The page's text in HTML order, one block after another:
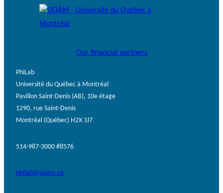
Our financial partners
PhiLab
Université du Québec à Montréal
Pavillon Saint-Denis (AB), 10e étage
1290, rue Saint-Denis
Montréal (Québec) H2X 3J7
514-987-3000 #8576
philab@uqam.ca